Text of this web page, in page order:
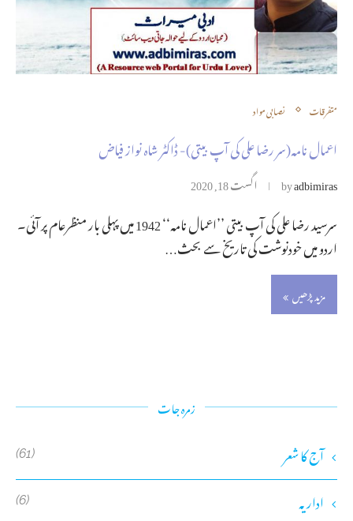
متفرقات نصابی مواد
اعمال نامہ(سر رضا علی کی آپ بیتی)- ڈاکٹر شاہ نواز فیاض
byadbimiras اگست 18, 2020
سرسید رضا علی کی آپ بیتی ’’اعمال نامہ‘‘ 1942 میں پہلی بار منظرعام پر آئی۔
اردو میں خودنوشت کی تاریخ سے بحث…
مزید پڑھیں
زمرہ جات
آج کا شعر (61)
اداریہ (6)